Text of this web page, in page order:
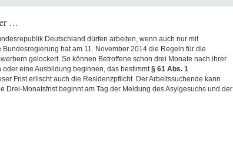
…
Deutschland dürfen arbeiten, wenn auch nur mit
Bundesregierung hat am 11. November 2014 die Regeln für die
gelockert. So können Betroffene schon drei Monate nach ihrer
eine Ausbildung beginnen, das bestimmt§ 61 Abs. 1
Frist erlischt auch die Residenzpflicht. Der Arbeitssuchende kann
Drei-Monatsfrist beginnt am Tag der Meldung des Asylgesuchs und der